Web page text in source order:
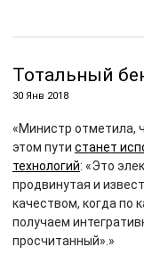
Тотальный
30 Янв 2018
«Министр отметила,
этом пути станет
технологий: «Это
продвинутая и
качеством, когда по
получаем
просчитанный».»